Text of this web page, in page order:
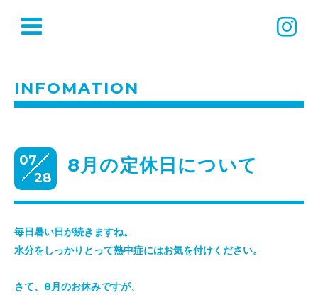
INFOMATION
07
28
8月の定休日について
毎日暑い日が続きますね。
水分をしっかりとって熱中症にはお気を付けください。
さて、8月のお休みですが、